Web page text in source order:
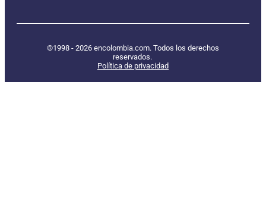
©1998 - 2026 encolombia.com. Todos los derechos
reservados.
Política de privacidad